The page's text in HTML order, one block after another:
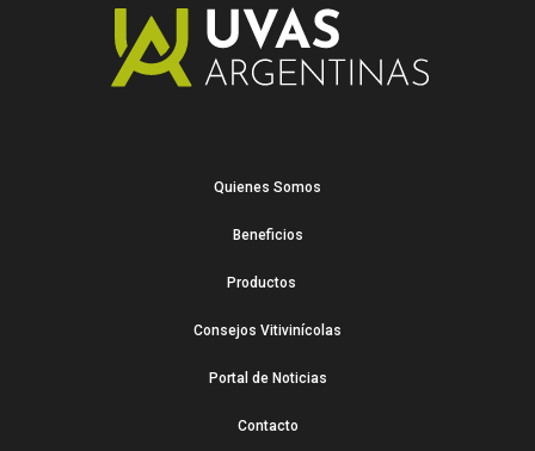
Quienes Somos
Beneficios
Productos
Consejos Vitivinícolas
Portal de Noticias
Contacto